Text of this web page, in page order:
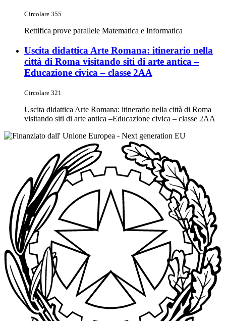
Circolare 355
Rettifica prove parallele Matematica e Informatica
Uscita didattica Arte Romana: itinerario nella
città di Roma visitando siti di arte antica –
Educazione civica – classe 2AA
Circolare 321
Uscita didattica Arte Romana: itinerario nella città di Roma
visitando siti di arte antica –Educazione civica – classe 2AA